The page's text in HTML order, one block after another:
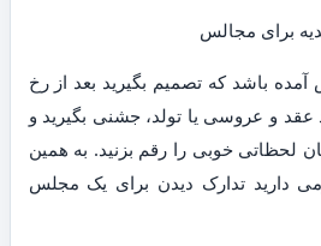
برای مجالس
باشد که تصمیم بگیرید بعد از رخ
عقد و عروسی یا تولد، جشنی بگیرید و
لحظاتی خوبی را رقم بزنید. به همین
دارید تدارک دیدن برای یک مجلس